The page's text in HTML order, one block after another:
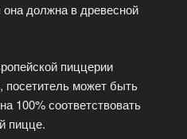
должна в древесной
пиццерии
посетитель может быть
100% соответствовать
пицце.